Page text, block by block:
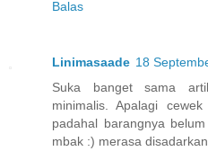
Balas
Linimasaade 18
Suka banget sama
minimalis. Apalagi
padahal barangnya
mbak :) merasa disadarkan.